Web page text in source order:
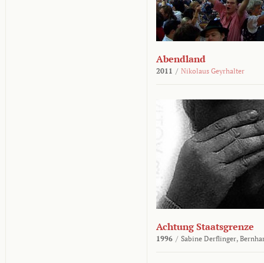
Abendland
2011 / Nikolaus Geyrhalter
Achtung Staatsgrenze
1996 / Sabine Derflinger,